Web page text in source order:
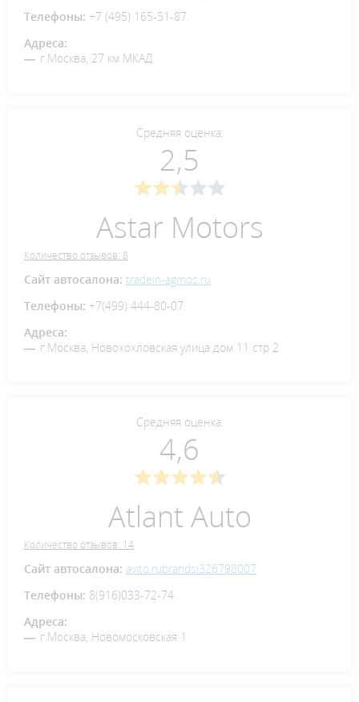
Телефоны: +7 (495) 165-51-87.
Адреса:
г.Москва, 27 км МКАД
Средняя оценка:
2,5
Astar Motors
Количество отзывов: 8
Сайт автосалона: tradein-agmos.ru
Телефоны: +7(499) 444-80-07.
Адреса:
г.Москва, Новохохловская улица дом 11 стр 2
Средняя оценка:
4,6
Atlant Auto
Количество отзывов: 14
Сайт автосалона: avito.rubrandsi326798007
Телефоны: 8(916)033-72-74.
Адреса:
г.Москва, Новомосковская 1